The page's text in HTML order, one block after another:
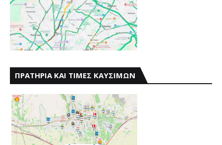
ΠΡΑΤΗΡΙΑ ΚΑΙ ΤΙΜΕΣ ΚΑΥΣΙΜΩΝ